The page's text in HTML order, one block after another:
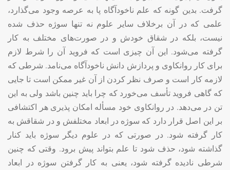
گرفت. بدین گونه که علم ناخودآگاه پا به عرصه وجود می‌گذارد،
علمی که در آن برخلاف سایر علوم نه تنها سوژه حذف شده
نیست، بلکه در شقاق خودش و در صورت‌های مختلف به کار
گرفته می‌شود. این آن چیزی است که فروید آن را شرط لازم
برای کار روانکاوی و پردازش دانش ناخودآگاه می‌نامد. شرطی که
لازمه کار است و صرف نظر کردن از آن غیر ممکن است تا جایی
که گاهی فروید تأسف می‌خورد که چرا باید چنین باشد ولی به این
تن در می‌دهد. در روانکاوی خود مسأله امکان پذیری هر اکتشافی
بر این اصل قرار دارد که سوژه در ابعاد مختلفش و در شقاقش به
کار گرفته شود. در صورتی که در علوم دیگر سوژه باید کنار
گذاشته شود، حذف شود تا علم بتواند پیش برود. وقتی که چنین
شرطی نادیده گرفته شود، یعنی به کار گرفتن سوژه در ابعاد